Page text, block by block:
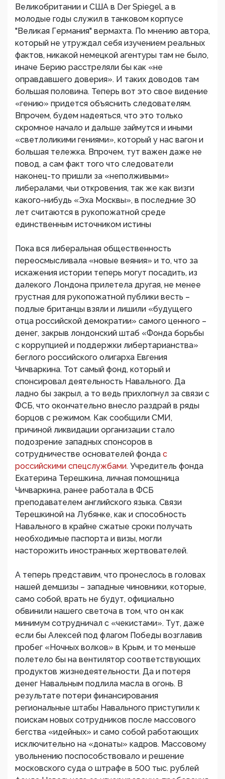
Великобритании и США в Der Spiegel, а в
молодые годы служил в танковом корпусе
"Великая Германия" вермахта. По мнению автора,
который не утруждал себя изучением реальных
фактов, никакой немецкой агентуры там не было,
иначе Берию расстреляли бы как «не
оправдавшего доверия». И таких доводов там
большая половина. Теперь вот это свое видение
«гению» придется объяснить следователям.
Впрочем, будем надеяться, что это только
скромное начало и дальше займутся и иными
«светлоликими гениями», который у нас вагон и
большая тележка. Впрочем, тут важен даже не
повод, а сам факт того что следователи
наконец-то пришли за «неполживыми»
либералами, чьи откровения, так же как визги
какого-нибудь «Эха Москвы», в последние 30
лет считаются в рукопожатной среде
единственным источником истины
Пока вся либеральная общественность
переосмысливала «новые веяния» и то, что за
искажения истории теперь могут посадить, из
далекого Лондона прилетела другая, не менее
грустная для рукопожатной публики весть –
подлые британцы взяли и лишили «будущего
отца российской демократии» самого ценного –
денег, закрыв лондонский штаб «Фонда борьбы
с коррупцией и поддержки либертарианства»
беглого российского олигарха Евгения
Чичваркина. Тот самый фонд, который и
спонсировал деятельность Навального. Да
ладно бы закрыл, а то ведь прихлопнул за связи с
ФСБ, что окончательно внесло раздрай в ряды
борцов с режимом. Как сообщили СМИ,
причиной ликвидации организации стало
подозрение западных спонсоров в
сотрудничестве основателей фонда с
российскими спецслужбами. Учредитель фонда
Екатерина Терешкина, личная помощница
Чичваркина, ранее работала в ФСБ
преподавателем английского языка. Связи
Терешкиной на Лубянке, как и способность
Навального в крайне сжатые сроки получать
необходимые паспорта и визы, могли
насторожить иностранных жертвователей.
А теперь представим, что пронеслось в головах
нашей демшизы – западные чиновники, которые,
само собой, врать не будут, официально
обвинили нашего светоча в том, что он как
минимум сотрудничал с «чекистами». Тут, даже
если бы Алексей под флагом Победы возглавив
пробег «Ночных волков» в Крым, и то меньше
полетело бы на вентилятор соответствующих
продуктов жизнедеятельности. Да и потеря
денег Навальным подлила масла в огонь. В
результате потери финансирования
региональные штабы Навального приступили к
поискам новых сотрудников после массового
бегства «идейных» и само собой работающих
исключительно на «донаты» кадров. Массовому
увольнению поспособствовало и решение
московского суда о штрафе в 500 тыс. рублей